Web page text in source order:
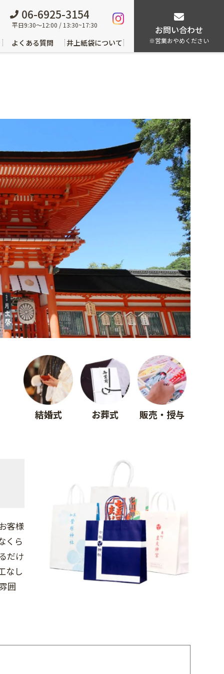
4.phpon line114
お問い合わせ
※営業おやめください
06-6925-3154
平日9:30～12:00 / 13:30~17:30
よくある質問 井上紙袋について
結婚式 お葬式 販売・授与
客様
くら
だけ
なし
囲